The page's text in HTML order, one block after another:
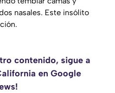
nasales. Este insólito
contenido, sigue a
en Google